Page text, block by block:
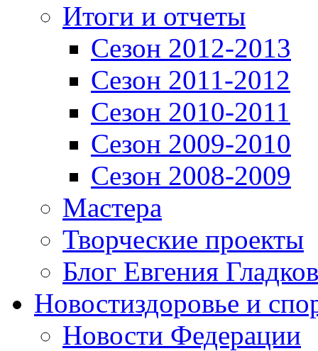
Итоги и отчеты
Сезон 2012-2013
Сезон 2011-2012
Сезон 2010-2011
Сезон 2009-2010
Сезон 2008-2009
Мастера
Творческие проекты
Блог Евгения
Новостиздоровье и
Новости Федерации